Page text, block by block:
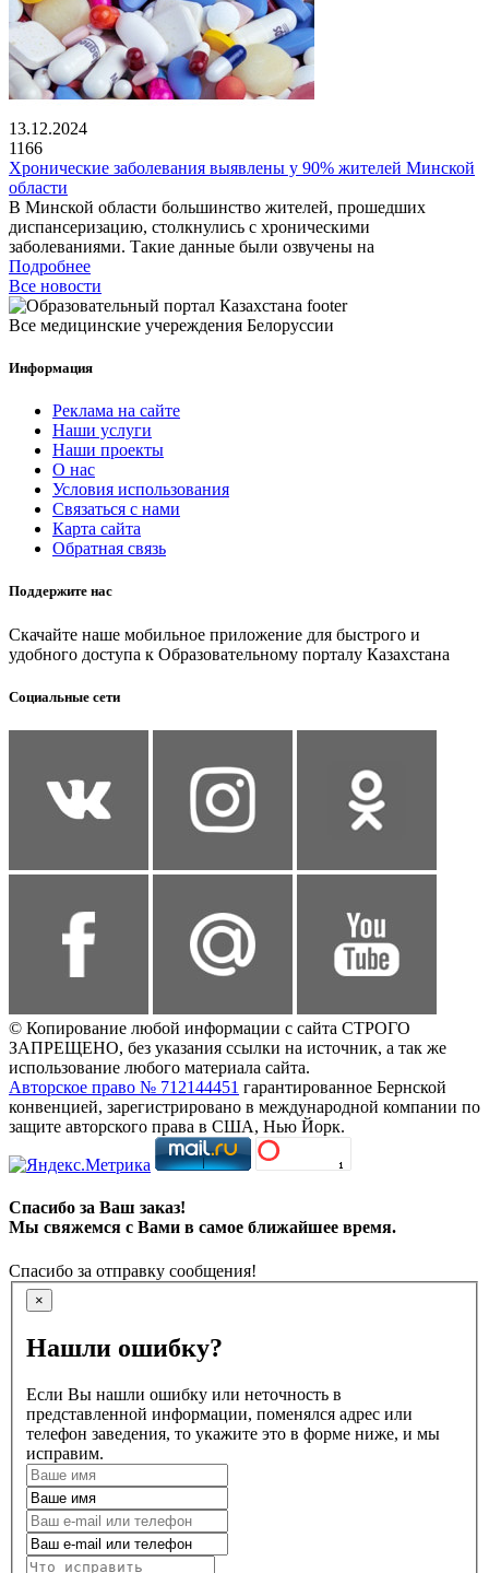
13.12.2024
1166
Хронические заболевания выявлены у 90% жителей Минской
области
В Минской области большинство жителей, прошедших
диспансеризацию, столкнулись с хроническими
заболеваниями. Такие данные были озвучены на
Подробнее
Все новости
Все медицинские учереждения Белоруссии
Информация
Реклама на сайте
Наши услуги
Наши проекты
О нас
Условия использования
Связаться с нами
Карта сайта
Обратная связь
Поддержите нас
Скачайте наше мобильное приложение для быстрого и
удобного доступа к Образовательному порталу Казахстана
Социальные сети
© Копирование любой информации с сайта СТРОГО
ЗАПРЕЩЕНО, без указания ссылки на источник, а так же
использование любого материала сайта.
Авторское право № 712144451 гарантированное Бернской
конвенцией, зарегистрировано в международной компании по
защите авторского права в США, Нью Йорк.
Спасибо за Ваш заказ!
Мы свяжемся с Вами в самое ближайшее время.
Спасибо за отправку сообщения!
×
Нашли ошибку?
Если Вы нашли ошибку или неточность в
представленной информации, поменялся адрес или
телефон заведения, то укажите это в форме ниже, и мы
исправим.